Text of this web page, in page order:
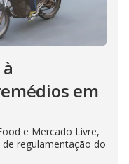
em
e Mercado Livre,
regulamentação do